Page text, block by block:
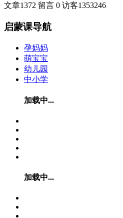
文章1372 留言 0 访客1353246
启蒙课导航
孕妈妈
萌宝宝
幼儿园
中小学
加载中...
加载中...